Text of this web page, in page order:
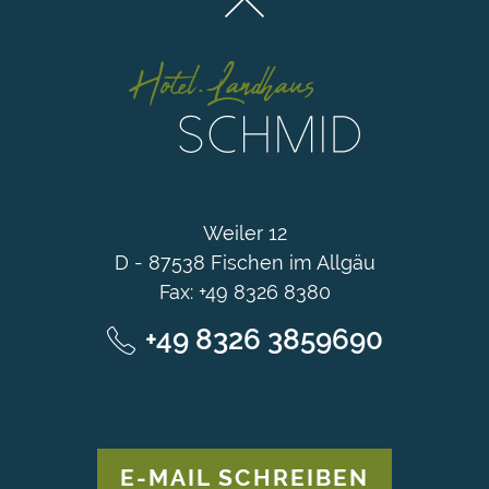
Weiler 12
D - 87538 Fischen im Allgäu
Fax: +49 8326 8380
+49 8326 3859690
E-MAIL SCHREIBEN